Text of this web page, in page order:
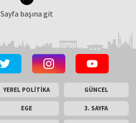
Sayfa başına git
YEREL POLİTİKA GÜNCEL
EGE 3. SAYFA